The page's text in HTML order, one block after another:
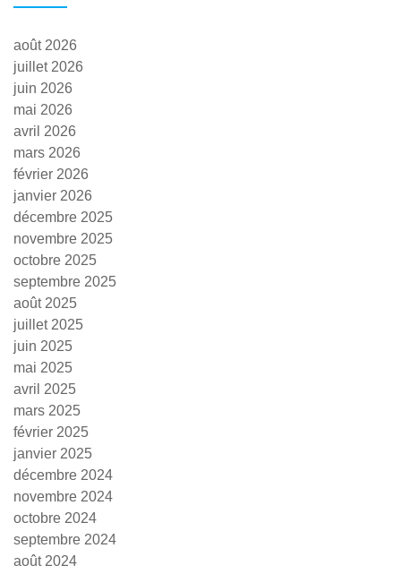
août 2026
juillet 2026
juin 2026
mai 2026
avril 2026
mars 2026
février 2026
janvier 2026
décembre 2025
novembre 2025
octobre 2025
septembre 2025
août 2025
juillet 2025
juin 2025
mai 2025
avril 2025
mars 2025
février 2025
janvier 2025
décembre 2024
novembre 2024
octobre 2024
septembre 2024
août 2024